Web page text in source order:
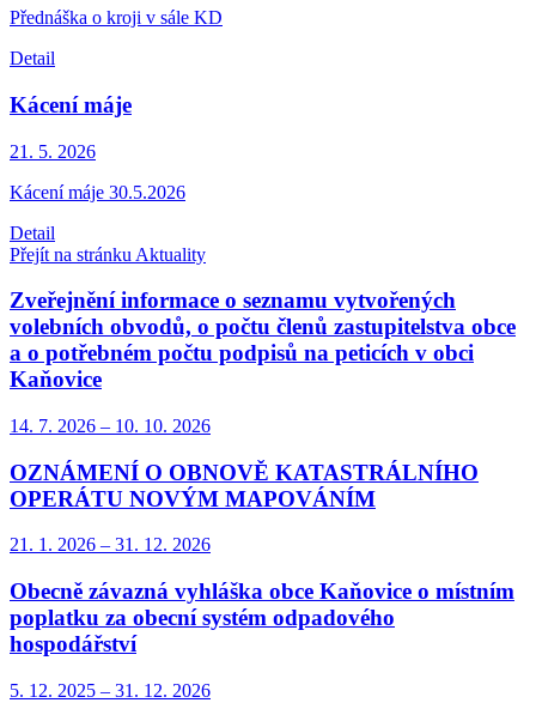
Přednáška o kroji v sále KD
Detail
Kácení máje
21. 5. 2026
Kácení máje 30.5.2026
Detail
Přejít na stránku Aktuality
Zveřejnění informace o seznamu vytvořených
volebních obvodů, o počtu členů zastupitelstva obce
a o potřebném počtu podpisů na peticích v obci
Kaňovice
14. 7. 2026 – 10. 10. 2026
OZNÁMENÍ O OBNOVĚ KATASTRÁLNÍHO
OPERÁTU NOVÝM MAPOVÁNÍM
21. 1. 2026 – 31. 12. 2026
Obecně závazná vyhláška obce Kaňovice o místním
poplatku za obecní systém odpadového
hospodářství
5. 12. 2025 – 31. 12. 2026